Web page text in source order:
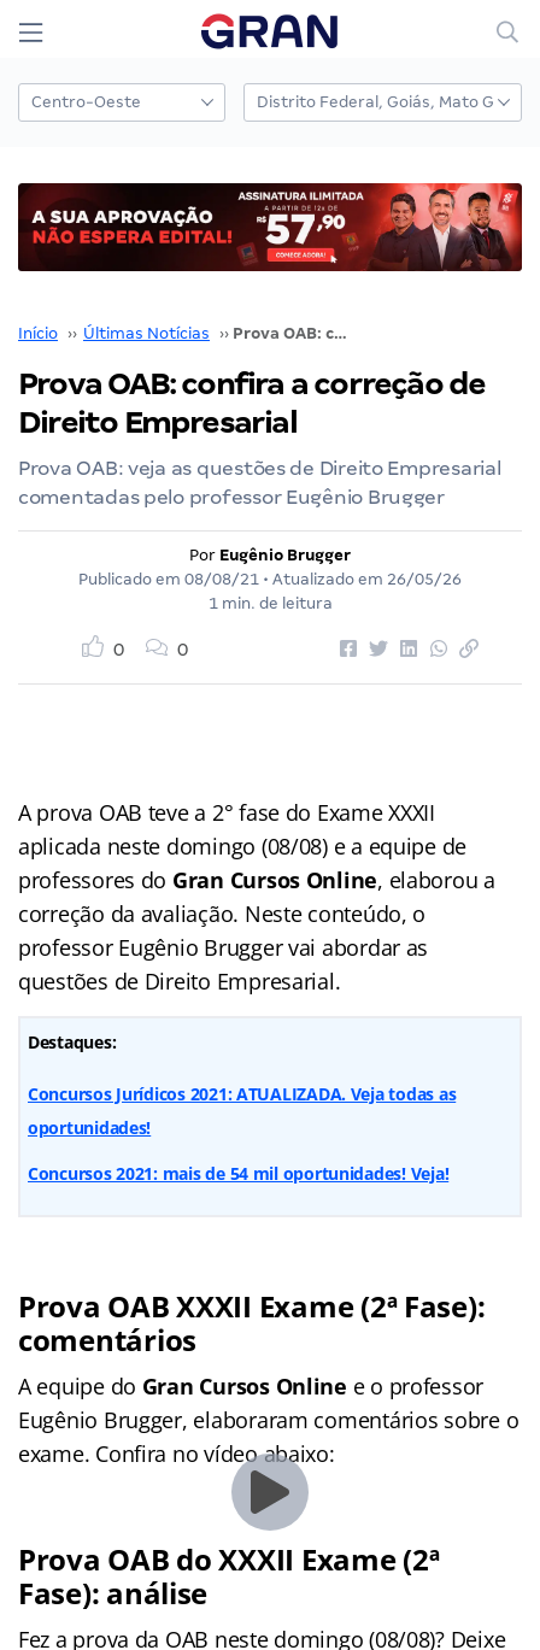
Início ›› Últimas Notícias ›› Prova OAB: confira a correção de Direito Empresarial
Prova OAB: confira a correção de
Direito Empresarial
Prova OAB: veja as questões de Direito Empresarial
comentadas pelo professor Eugênio Brugger
Por Eugênio Brugger
Publicado em 08/08/21 • Atualizado em 26/05/26
1 min. de leitura
0 0
A prova OAB teve a 2° fase do Exame XXXII
aplicada neste domingo (08/08) e a equipe de
professores do Gran Cursos Online, elaborou a
correção da avaliação. Neste conteúdo, o
professor Eugênio Brugger vai abordar as
questões de Direito Empresarial.
Destaques:
Concursos Jurídicos 2021: ATUALIZADA. Veja todas as
oportunidades!
Concursos 2021: mais de 54 mil oportunidades! Veja!
Prova OAB XXXII Exame (2ª Fase):
comentários
A equipe do Gran Cursos Online e o professor
Eugênio Brugger, elaboraram comentários sobre o
exame. Confira no vídeo abaixo:
Prova OAB do XXXII Exame (2ª
Fase): análise
Fez a prova da OAB neste domingo (08/08)? Deixe